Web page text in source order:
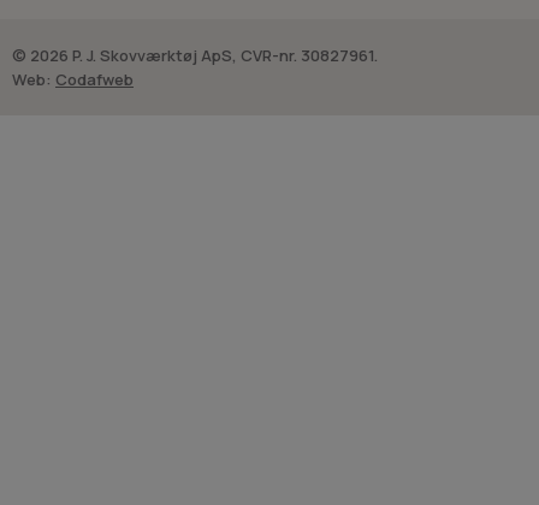
© 2026 P. J. Skovværktøj ApS, CVR-nr. 30827961.
Web: Codafweb